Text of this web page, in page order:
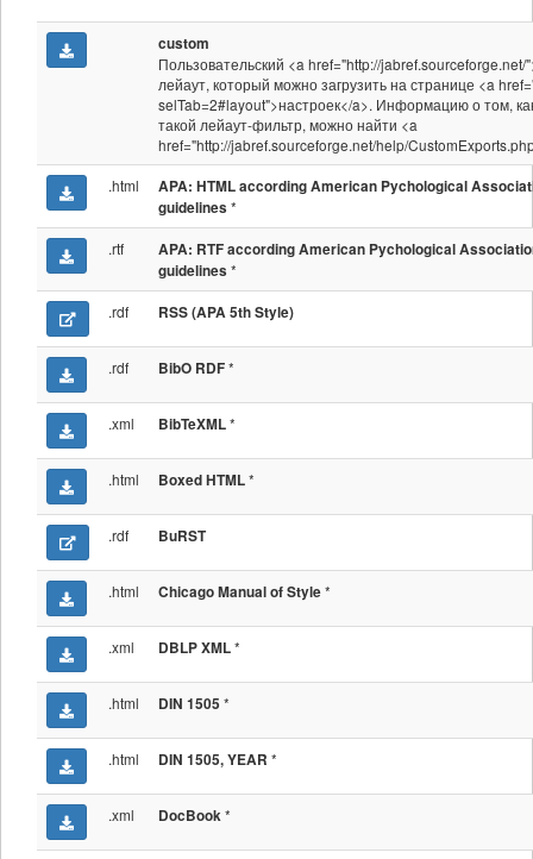
custom
Пользовательский <a href="http://jabref.sourceforge.net/
лейаут, который можно загрузить на странице <a
selTab=2#layout">настроек</a>. Информацию о том,
такой лейаут-фильтр, можно найти <a
href="http://jabref.sourceforge.net/help/
.html
APA: HTML according American Pychological
guidelines *
.rtf
APA: RTF according American Pychological
guidelines *
.rdf RSS (APA 5th Style)
.rdf BibO RDF*
.xml BibTeXML*
.html Boxed HTML*
.rdf BuRST
.html Chicago Manual of Style*
.xml DBLP XML*
.html DIN 1505 *
.html DIN 1505, YEAR *
.xml DocBook*